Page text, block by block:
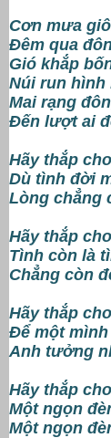
Cơn mưa
Đêm qua
Gió khắp
Núi run hình
Mai rạng
Đến lượt ai
Hãy thắp
Dù tình đời
Lòng chẳng
Hãy thắp
Tình còn là
Chẳng còn
Hãy thắp
Để một
Anh tưởng
Hãy thắp
Một ngọn
Một ngọn